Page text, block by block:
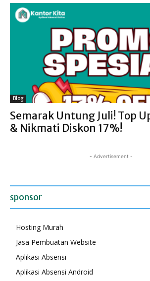
Blog
Semarak Untung Juli! Top
& Nikmati Diskon 17%!
- Advertisement -
sponsor
Hosting Murah
Jasa Pembuatan Website
Aplikasi Absensi
Aplikasi Absensi Android